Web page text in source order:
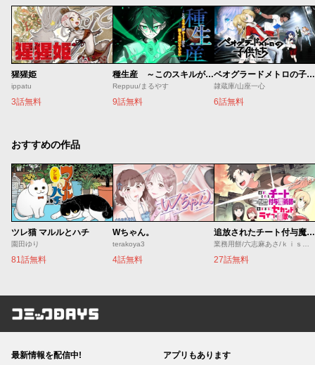
猩猩姫
ippatu
3話無料
種生産 ～このスキルがチートだとまだ誰も気付いていない～
Reppuu/まるやす
9話無料
ベオグラードメトロの子供たち
隷蔵庫/山座一心
6話無料
おすすめの作品
ツレ猫 マルルとハチ
園田ゆり
81話無料
Wちゃん。
terakoya3
4話無料
追放されたチート付与魔術師は気ままなセカンドライフを謳歌する。 ～俺は武器だけじゃなく、あらゆるものに『強化ポイント』を付与できるし、俺の意思でいつでも効果を解除できるけど、残った人たち大丈夫？～
27話無料
コミックDAYS
最新情報を配信中! アプリもあります